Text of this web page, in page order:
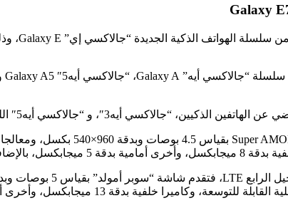
اللذين يمتازان عن غيرهما من هواتف الشركة بهيكل معدني كامل.
ميلي أمبير/ساعة.